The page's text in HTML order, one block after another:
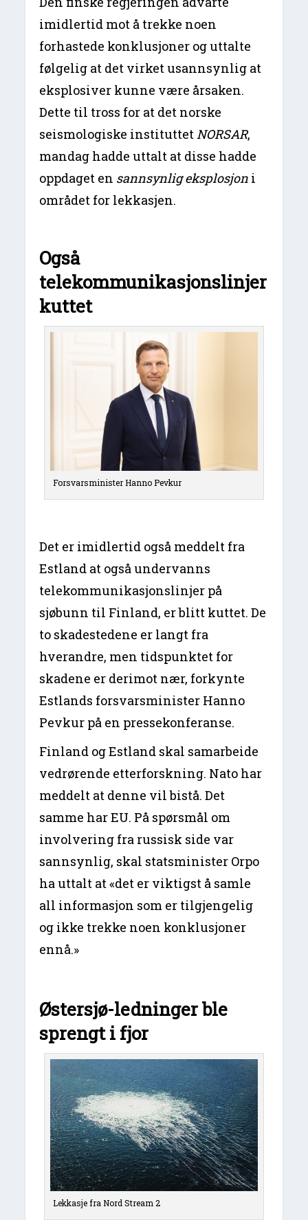
imidlertid mot å trekke noen
forhastede konklusjoner og uttalte
følgelig at det virket usannsynlig at
eksplosiver kunne være årsaken.
Dette til tross for at det norske
seismologiske instituttetNORSAR,
mandag hadde uttalt at disse hadde
oppdaget en sannsynlig eksplosjon i
området for lekkasjen.
Også
telekommunikasjonslinjer
kuttet
Forsvarsminister Hanno Pevkur
Det er imidlertid også meddelt fra
Estland at også undervanns
telekommunikasjonslinjer på
sjøbunn til Finland, er blitt kuttet. De
to skadestedene er langt fra
hverandre, men tidspunktet for
skadene er derimot nær, forkynte
Estlands forsvarsminister Hanno
Pevkur på en pressekonferanse.
Finland og Estland skal samarbeide
vedrørende etterforskning. Nato har
meddelt at denne vil bistå. Det
samme har EU. På spørsmål om
involvering fra russisk side var
sannsynlig, skal statsminister Orpo
ha uttalt at «det er viktigst å samle
all informasjon som er tilgjengelig
og ikke trekke noen konklusjoner
ennå.»
Østersjø-ledninger ble
sprengt i fjor
Lekkasje fra Nord Stream 2